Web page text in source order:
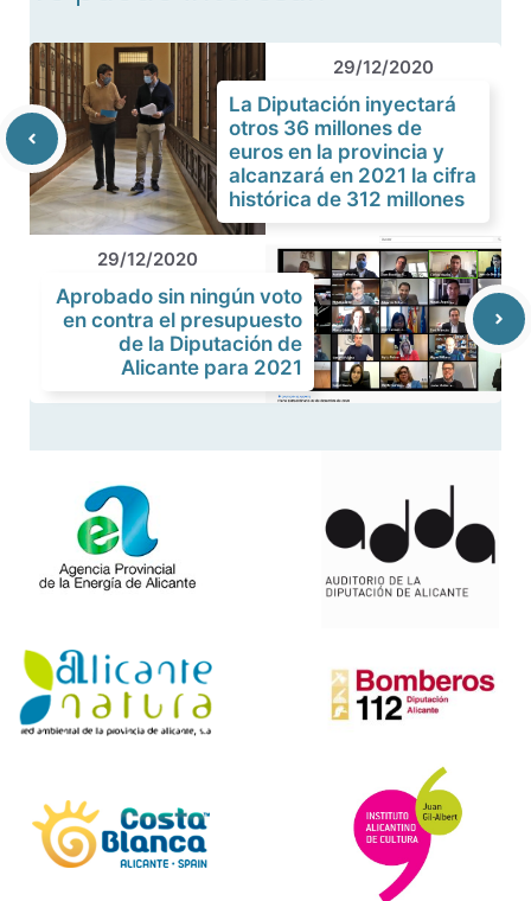
29/12/2020
La Diputación inyectará
otros 36 millones de
euros en la provincia y
alcanzará en 2021 la cifra
histórica de 312 millones
29/12/2020
Aprobado sin ningún voto
en contra el presupuesto
de la Diputación de
Alicante para 2021